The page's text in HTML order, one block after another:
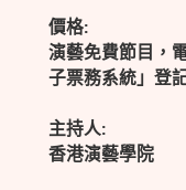
價格:
演藝免費節目，
子票務系統」登
主持人:
香港演藝學院